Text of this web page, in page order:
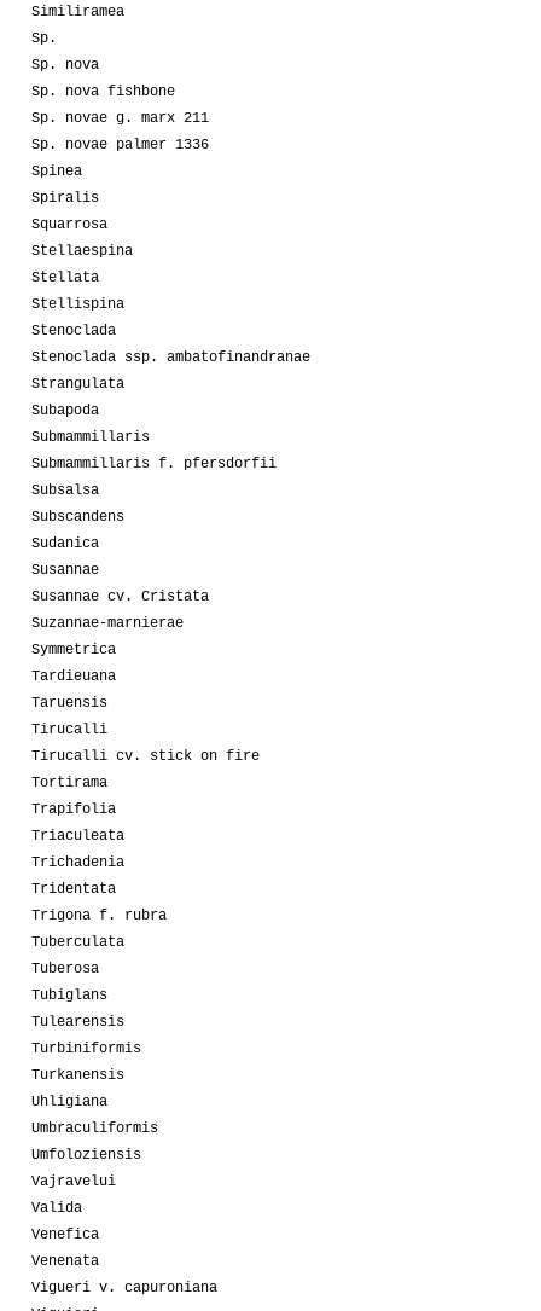
Similiramea
Sp.
Sp. nova
Sp. nova fishbone
Sp. novae g. marx 211
Sp. novae palmer 1336
Spinea
Spiralis
Squarrosa
Stellaespina
Stellata
Stellispina
Stenoclada
Stenoclada ssp. ambatofinandranae
Strangulata
Subapoda
Submammillaris
Submammillaris f. pfersdorfii
Subsalsa
Subscandens
Sudanica
Susannae
Susannae cv. Cristata
Suzannae-marnierae
Symmetrica
Tardieuana
Taruensis
Tirucalli
Tirucalli cv. stick on fire
Tortirama
Trapifolia
Triaculeata
Trichadenia
Tridentata
Trigona f. rubra
Tuberculata
Tuberosa
Tubiglans
Tulearensis
Turbiniformis
Turkanensis
Uhligiana
Umbraculiformis
Umfoloziensis
Vajravelui
Valida
Venefica
Venenata
Vigueri v. capuroniana